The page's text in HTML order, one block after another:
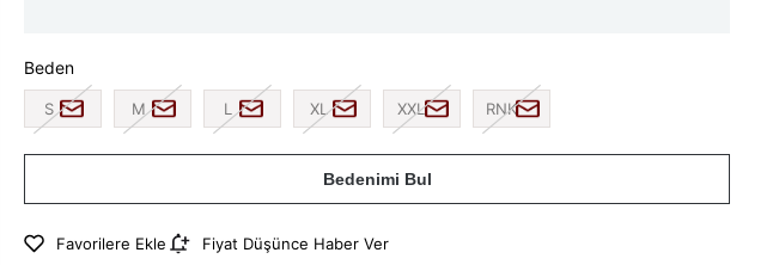
Beden
S M L XL XXL RNK
Bedenimi Bul
Favorilere Ekle Fiyat Düşünce Haber Ver